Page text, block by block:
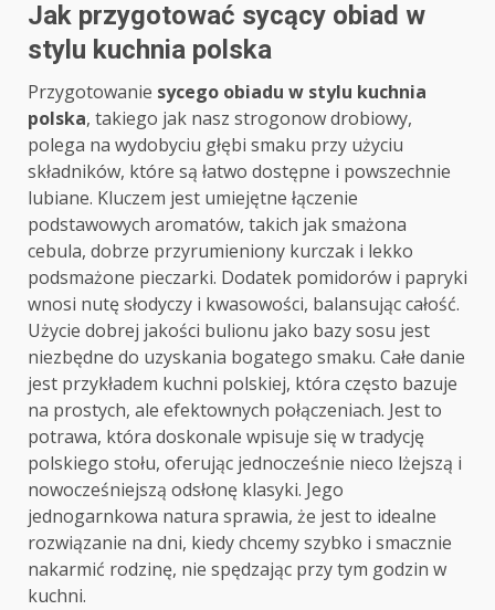
Jak przygotować sycący obiad w
stylu kuchnia polska
Przygotowanie sycego obiadu w stylu kuchnia
polska, takiego jak nasz strogonow drobiowy,
polega na wydobyciu głębi smaku przy użyciu
składników, które są łatwo dostępne i powszechnie
lubiane. Kluczem jest umiejętne łączenie
podstawowych aromatów, takich jak smażona
cebula, dobrze przyrumieniony kurczak i lekko
podsmażone pieczarki. Dodatek pomidorów i papryki
wnosi nutę słodyczy i kwasowości, balansując całość.
Użycie dobrej jakości bulionu jako bazy sosu jest
niezbędne do uzyskania bogatego smaku. Całe danie
jest przykładem kuchni polskiej, która często bazuje
na prostych, ale efektownych połączeniach. Jest to
potrawa, która doskonale wpisuje się w tradycję
polskiego stołu, oferując jednocześnie nieco lżejszą i
nowocześniejszą odsłonę klasyki. Jego
jednogarnkowa natura sprawia, że jest to idealne
rozwiązanie na dni, kiedy chcemy szybko i smacznie
nakarmić rodzinę, nie spędzając przy tym godzin w
kuchni.